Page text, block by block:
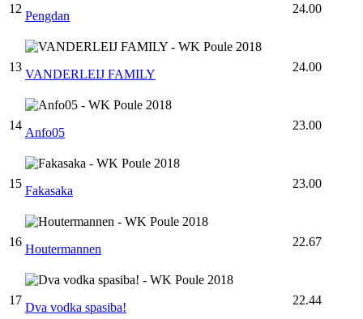
12
Pengdan
24.00
13
VANDERLEIJ FAMILY
24.00
14
Anfo05
23.00
15
Fakasaka
23.00
16
Houtermannen
22.67
17
Dva vodka spasiba!
22.44